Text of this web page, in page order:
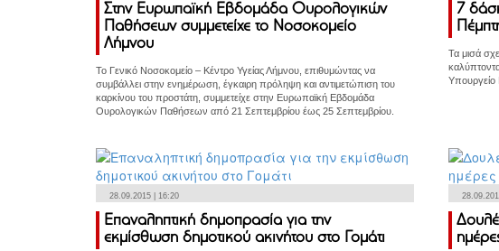
Στην Ευρωπαϊκή Εβδομάδα Ουρολογικών
Παθήσεων συμμετείχε το Νοσοκομείο
Λήμνου
Το Γενικό Νοσοκομείο – Κέντρο Υγείας Λήμνου, επιθυμώντας να
συμβάλλει στην ενημέρωση, έγκαιρη πρόληψη και αντιμετώπιση του
καρκίνου του προστάτη, συμμετείχε στην Ευρωπαϊκή Εβδομάδα
Ουρολογικών Παθήσεων από 21 Σεπτεμβρίου έως 25 Σεπτεμβρίου.
7
Τα μισά
Υπουργείο
28.09.2015 | 16:20
Επαναληπτική δημοπρασία για την
εκμίσθωση δημοτικού ακινήτου στο Γομάτι